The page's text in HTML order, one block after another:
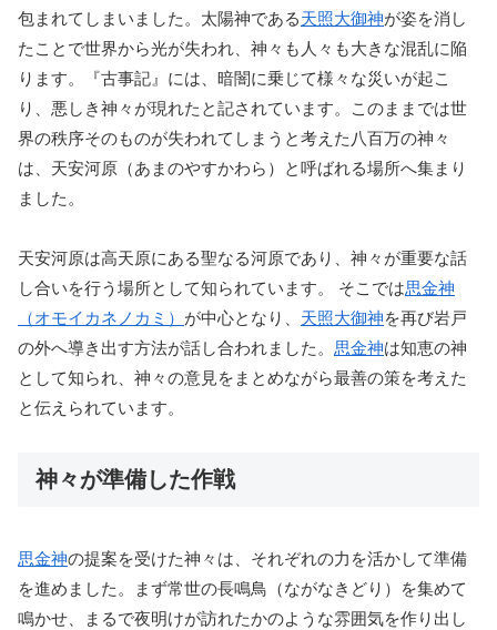
包まれてしまいました。太陽神である天照大御神が姿を消し
たことで世界から光が失われ、神々も人々も大きな混乱に陥
ります。『古事記』には、暗闇に乗じて様々な災いが起こ
り、悪しき神々が現れたと記されています。このままでは世
界の秩序そのものが失われてしまうと考えた八百万の神々
は、天安河原（あまのやすかわら）と呼ばれる場所へ集まり
ました。
天安河原は高天原にある聖なる河原であり、神々が重要な話
し合いを行う場所として知られています。 そこでは思金神
（オモイカネノカミ） が中心となり、 天照大御神を再び岩戸
の外へ導き出す方法が話し合われました。 思金神は知恵の神
として知られ、神々の意見をまとめながら最善の策を考えた
と伝えられています。
神々が準備した作戦
思金神の提案を受けた神々は、それぞれの力を活かして準備
を進めました。まず常世の長鳴鳥（ながなきどり）を集めて
鳴かせ、まるで夜明けが訪れたかのような雰囲気を作り出し